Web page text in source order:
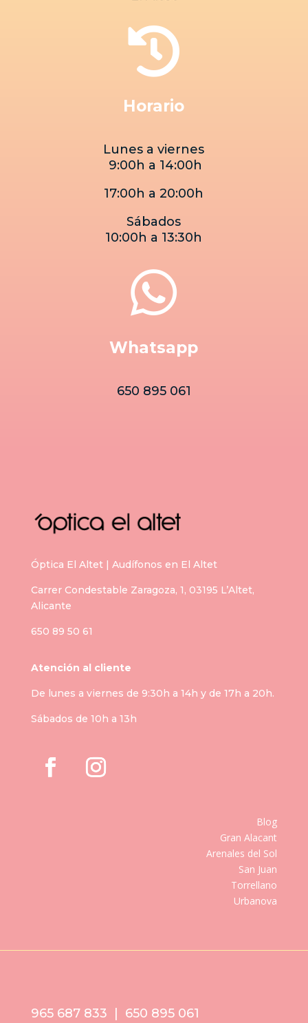

Horario
Lunes a viernes
9:00h a 14:00h
17:00h a 20:00h
Sábados
10:00h a 13:30h

Whatsapp
650 895 061
Óptica El Altet | Audífonos en El Altet
Carrer Condestable Zaragoza, 1, 03195 L’Altet,
Alicante
650 89 50 61
Atención al cliente
De lunes a viernes de 9:30h a 14h y de 17h a 20h.
Sábados de 10h a 13h
Blog
Gran Alacant
Arenales del Sol
San Juan
Torrellano
Urbanova
965 687 833 | 650 895 061